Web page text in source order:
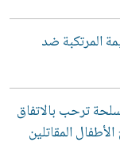
المرتكبة ضد
ترحب بالاتفاق
المقاتلين